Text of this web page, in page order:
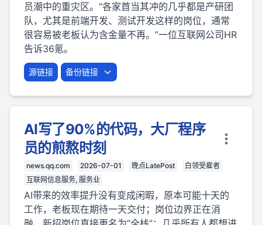
员潮中的重灾区。“各家首当其冲的几乎都是产研团
队，尤其是前端开发、测试开发这样的岗位，通常
很容易被老板认为含金量不再。”一位互联网公司HR
告诉36氪。
源链接 备份链接
AI写了90%的代码，大厂程序
员的煎熬时刻
news.qq.com 2026-07-01 晚点LatePost
白领受雇者
互联网信息服务, 服务业
AI带来的效率提升没有变成闲暇，原本可能十天的
工作，老板现在期待一天交付；岗位边界正在消